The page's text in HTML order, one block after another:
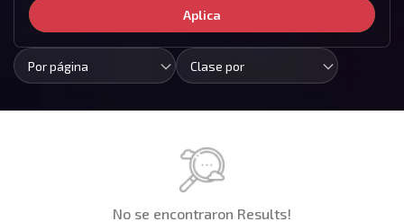
Aplica
Por página Clase por
No se encontraron Results!